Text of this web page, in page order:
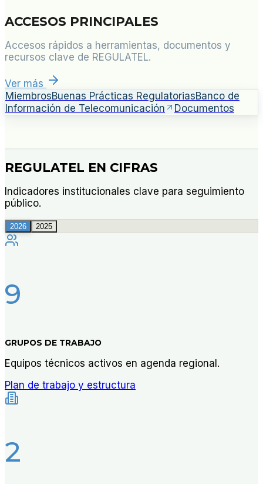
ACCESOS PRINCIPALES
Accesos rápidos a herramientas, documentos y
recursos clave de REGULATEL.
Ver más
MiembrosBuenas Prácticas RegulatoriasBanco de
Información de Telecomunicación
Documentos
REGULATEL EN CIFRAS
Indicadores institucionales clave para seguimiento
público.
2026 2025
9
GRUPOS DE TRABAJO
Equipos técnicos activos en agenda regional.
Plan de trabajo y estructura
2